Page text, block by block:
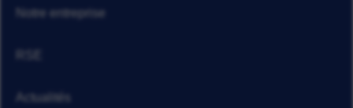
Notre entreprise
Actualités